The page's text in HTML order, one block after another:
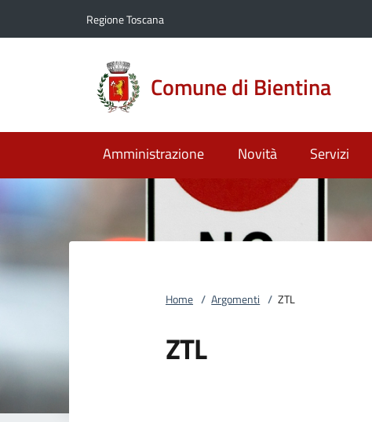
Regione Toscana
Comune di Bientina
Amministrazione Novità Servizi
Home / Argomenti / ZTL
ZTL